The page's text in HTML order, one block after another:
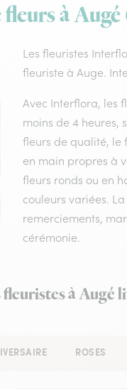
à
Les fleuristes
fleuriste à Auge.
Avec Interflora, les
moins de 4 heures,
fleurs de qualité, le
en main propres à
fleurs ronds ou en
couleurs variées.
remerciements,
cérémonie.
à Augé
ROSES